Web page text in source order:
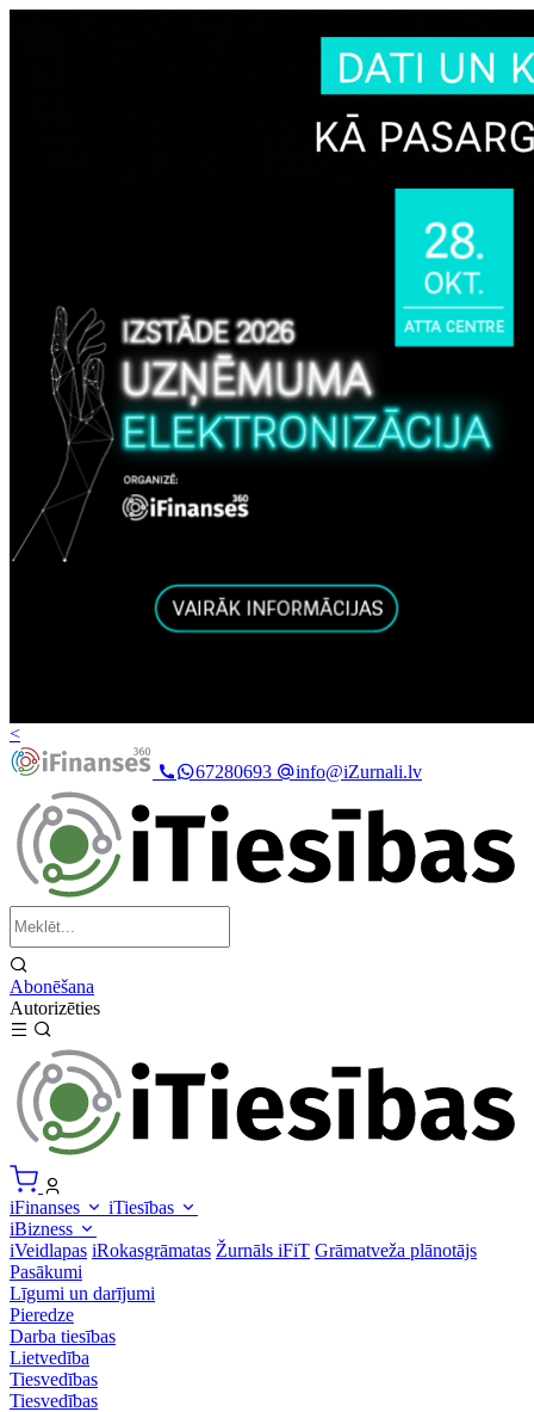
<
67280693
info@iZurnali.lv
Abonēšana
Autorizēties
iFinanses
iTiesības
iBizness
iVeidlapas iRokasgrāmatas Žurnāls iFiT Grāmatveža plānotājs
Pasākumi
Līgumi un darījumi
Pieredze
Darba tiesības
Lietvedība
Tiesvedības
Tiesvedības